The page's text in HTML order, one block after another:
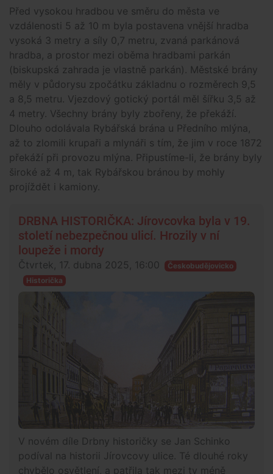
Před vysokou hradbou ve směru do města ve
vzdálenosti 5 až 10 m byla postavena vnější hradba
vysoká 3 metry a síly 0,7 metru, zvaná parkánová
hradba, a prostor mezi oběma hradbami parkán
(biskupská zahrada je vlastně parkán). Městské brány
měly v půdorysu zpočátku základnu o rozměrech 9,5
a 8,5 metru. Vjezdový gotický portál měl šířku 3,5 až
4 metry. Všechny brány byly zbořeny, že překáží.
Dlouho odolávala Rybářská brána u Předního mlýna,
až to zlomili krupaři a mlynáři s tím, že jim v roce 1872
překáží při provozu mlýna. Připustíme-li, že brány byly
široké až 4 m, tak Rybářskou bránou by mohly
projíždět i kamiony.
DRBNA HISTORIČKA: Jírovcovka byla v 19.
století nebezpečnou ulicí. Hrozily v ní
loupeže i mordy
Čtvrtek, 17. dubna 2025, 16:00
Českobudějovicko
Historička
V novém díle Drbny historičky se Jan Schinko
podíval na historii Jírovcovy ulice. Té dlouhé roky
chybělo osvětlení, a patřila tak mezi ty méně